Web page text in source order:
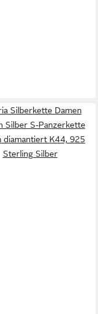
Silberkette Damen
Silber S-Panzerkette
diamantiert K44, 925
Sterling Silber